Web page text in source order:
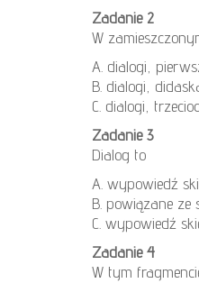
Zadanie 2
W
A. dialogi,
B. dialogi,
C. dialogi,
Zadanie 3
Dialog to
A. wypowiedź
B. powiązane ze
C. wypowiedź
Zadanie 4
W tym